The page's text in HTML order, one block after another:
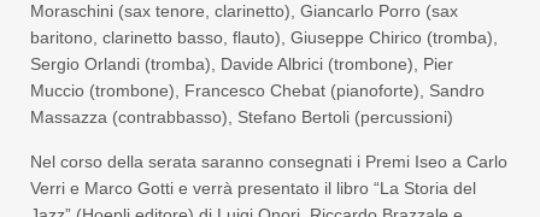
Moraschini (sax tenore, clarinetto), Giancarlo Porro (sax
baritono, clarinetto basso, flauto), Giuseppe Chirico (tromba),
Sergio Orlandi (tromba), Davide Albrici (trombone), Pier
Muccio (trombone), Francesco Chebat (pianoforte), Sandro
Massazza (contrabbasso), Stefano Bertoli (percussioni)
Nel corso della serata saranno consegnati i Premi Iseo a Carlo
Verri e Marco Gotti e verrà presentato il libro “La Storia del